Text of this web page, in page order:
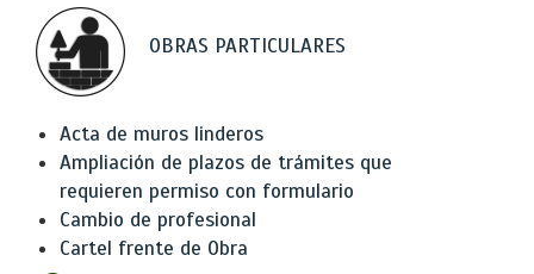
OBRAS PARTICULARES
Acta de muros linderos
Ampliación de plazos de trámites que
requieren permiso con formulario
Cambio de profesional
Cartel frente de Obra